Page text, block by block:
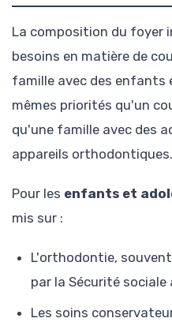
La composition du foyer
besoins en matière de
famille avec des enfants
mêmes priorités qu'un
qu'une famille avec des
appareils orthodontiques.
Pour les enfants et
mis sur :
L'orthodontie,
par la Sécurité
Les soins